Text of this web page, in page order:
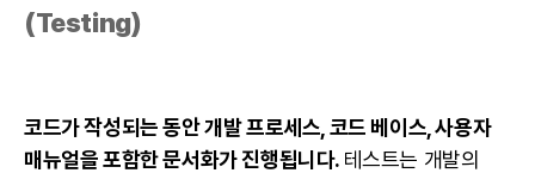
(Testing)
코드가 작성되는 동안 개발 프로세스, 코드 베이스, 사용자
매뉴얼을 포함한 문서화가 진행됩니다. 테스트는 개발의